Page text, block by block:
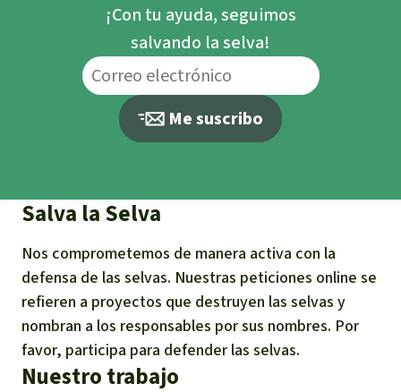
¡Con tu ayuda, seguimos
salvando la selva!
Me suscribo
Salva la Selva
Nos comprometemos de manera activa con la
defensa de las selvas. Nuestras peticiones online se
refieren a proyectos que destruyen las selvas y
nombran a los responsables por sus nombres. Por
favor, participa para defender las selvas.
Nuestro trabajo